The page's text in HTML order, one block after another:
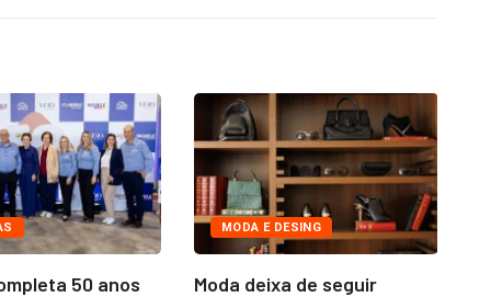
50 anos
MODA E DESING
Moda deixa de seguir